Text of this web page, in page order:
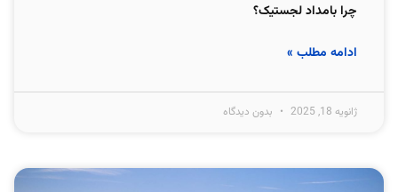
چرا بامداد لجستیک؟
ادامه مطلب »
ژانویه 18, 2025 بدون دیدگاه